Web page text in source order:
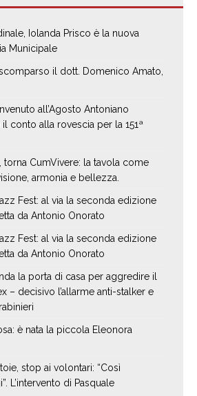
Iolanda Prisco è la nuova
Municipale
il dott. Domenico Amato,
all’Agosto Antoniano
il conto alla rovescia per la 151ª
torna CumVivere: la tavola come
armonia e bellezza.
Fest: al via la seconda edizione
da Antonio Onorato
Fest: al via la seconda edizione
da Antonio Onorato
la porta di casa per aggredire il
– decisivo l’allarme anti-stalker e
è nata la piccola Eleonora
stop ai volontari: “Così
L’intervento di Pasquale